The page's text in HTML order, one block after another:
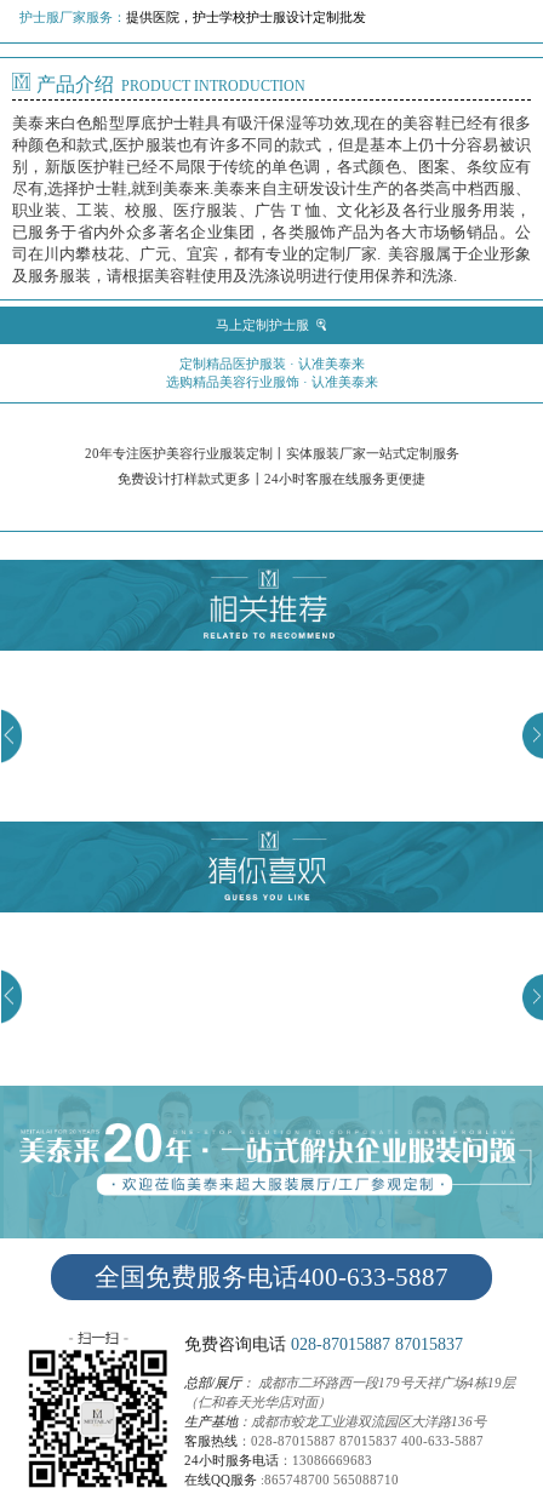
护士服厂家服务： 提供医院，护士学校护士服设计定制批发
产品介绍 PRODUCT INTRODUCTION
美泰来白色船型厚底护士鞋具有吸汗保湿等功效,现在的美容鞋已经有很多
种颜色和款式,医护服装也有许多不同的款式，但是基本上仍十分容易被识
别，新版医护鞋已经不局限于传统的单色调，各式颜色、图案、条纹应有
尽有,选择护士鞋,就到美泰来.美泰来自主研发设计生产的各类高中档西服、
职业装、工装、校服、医疗服装、广告 T 恤、文化衫及各行业服务用装，
已服务于省内外众多著名企业集团，各类服饰产品为各大市场畅销品。公
司在川内攀枝花、广元、宜宾，都有专业的定制厂家. 美容服属于企业形象
及服务服装，请根据美容鞋使用及洗涤说明进行使用保养和洗涤.
马上定制护士服
定制精品医护服装 · 认准美泰来
选购精品美容行业服饰 · 认准美泰来
20年专注医护美容行业服装定制丨实体服装厂家一站式定制服务
免费设计打样款式更多丨24小时客服在线服务更便捷
全国免费服务电话400-633-5887
免费咨询电话 028-87015887 87015837
总部/展厅： 成都市二环路西一段179号天祥广场4栋19层
（仁和春天光华店对面）
生产基地：成都市蛟龙工业港双流园区大洋路136号
客服热线： 028-87015887 87015837 400-633-5887
24小时服务电话： 13086669683
在线QQ服务:865748700 565088710